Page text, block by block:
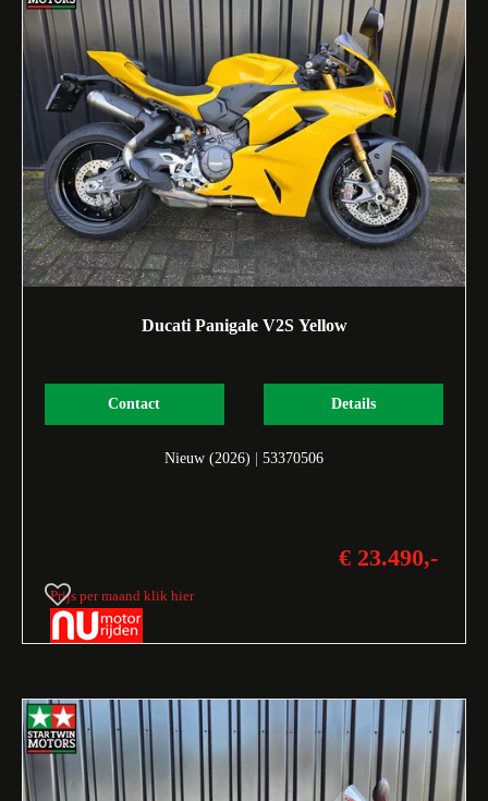
Ducati Panigale V2S Yellow
Details
Contact
Nieuw (2026) 53370506
€ 23.490,-
Prijs per maand klik hier